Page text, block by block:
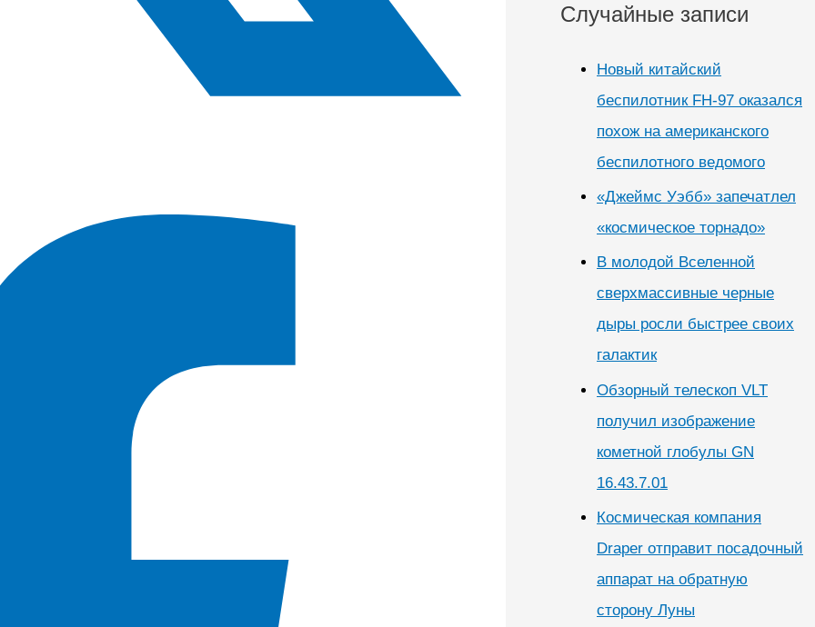
Случайные записи
Новый китайский
беспилотник FH-97 оказался
похож на американского
беспилотного ведомого
«Джеймс Уэбб» запечатлел
«космическое торнадо»
В молодой Вселенной
сверхмассивные черные
дыры росли быстрее своих
галактик
Обзорный телескоп VLT
получил изображение
кометной глобулы GN
16.43.7.01
Космическая компания
Draper отправит посадочный
аппарат на обратную
сторону Луны